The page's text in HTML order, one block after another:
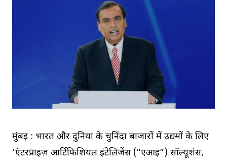
मुंबई : भारत और दुनिया के चुनिंदा बाजारों में उद्यमों के लिए
‘एंटरप्राइज़ आर्टिफिशियल इंटेलिजेंस (“एआई”) सॉल्यूशंस,